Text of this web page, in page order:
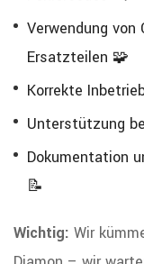
Verwendung von
Ersatzteilen 🧩
Korrekte
Unterstützung
Dokumentation
📝
Wichtig: Wir